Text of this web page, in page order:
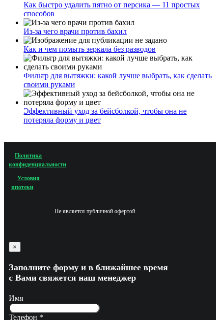
Как быстро удалить пятно от персика — 11 простых
способов
Из-за чего врачи против бахил
Как и чем помыть зеркала без разводов
Фильтр для вытяжки: какой лучше выбрать, как сделать
своими руками
Эффективный уход за бейсболкой, чтобы она не
потеряла форму и цвет
Политика
конфиденциальности
Условия
ипотеки
Не является публичной офертой
×
Заполните форму и в ближайшее время
с Вами свяжется наш менеджер
Имя
Телефон *